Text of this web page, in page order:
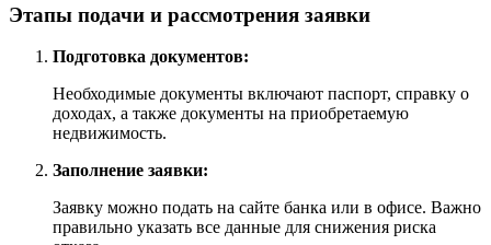
Этапы подачи и рассмотрения заявки
Подготовка документов:
Необходимые документы включают паспорт, справку о
доходах, а также документы на приобретаемую
недвижимость.
Заполнение заявки:
Заявку можно подать на сайте банка или в офисе. Важно
правильно указать все данные для снижения риска